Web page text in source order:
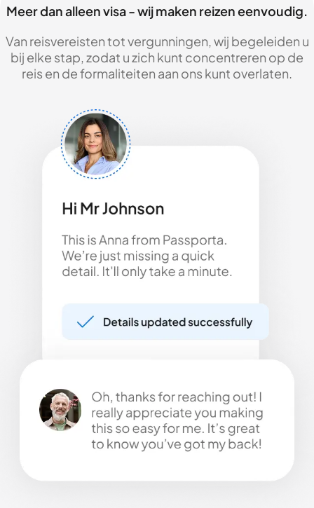
Meer dan alleen visa - wij maken reizen eenvoudig.
Van reisvereisten tot vergunningen, wij begeleiden u
bij elke stap, zodat u zich kunt concentreren op de
reis en de formaliteiten aan ons kunt overlaten.